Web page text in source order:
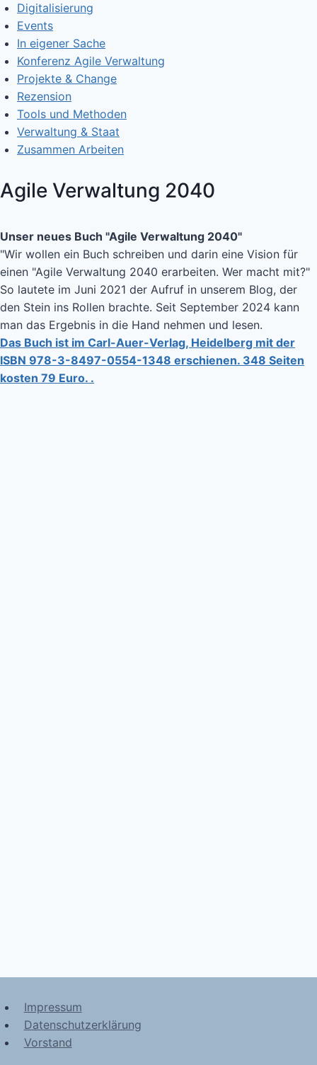
Digitalisierung
Events
In eigener Sache
Konferenz Agile Verwaltung
Projekte & Change
Rezension
Tools und Methoden
Verwaltung & Staat
Zusammen Arbeiten
Agile Verwaltung 2040
Unser neues Buch "Agile Verwaltung 2040"
"Wir wollen ein Buch schreiben und darin eine Vision für
einen "Agile Verwaltung 2040 erarbeiten. Wer macht mit?"
So lautete im Juni 2021 der Aufruf in unserem Blog, der
den Stein ins Rollen brachte. Seit September 2024 kann
man das Ergebnis in die Hand nehmen und lesen.
Das Buch ist im Carl-Auer-Verlag, Heidelberg mit der
ISBN 978-3-8497-0554-1348 erschienen. 348 Seiten
kosten 79 Euro. .
Impressum
Datenschutzerklärung
Vorstand